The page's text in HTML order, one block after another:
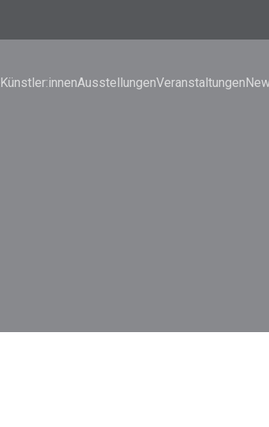
Künstler:innenAusstellungenVeranstaltungen